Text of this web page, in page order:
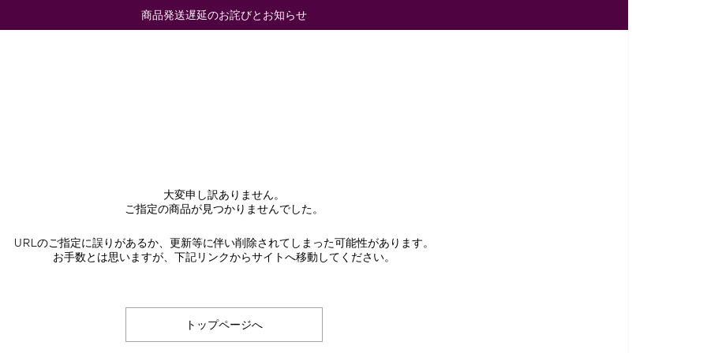
商品発送遅延のお詫びとお知らせ
大変申し訳ありません。
ご指定の商品が見つかりませんでした。
URLのご指定に誤りがあるか、更新等に伴い削除されてしまった可能性があります。
お手数とは思いますが、下記リンクからサイトへ移動してください。
トップページへ